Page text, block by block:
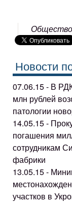
Общество
Новости
07.06.15 - В
млн рублей
патологии
14.05.15 -
погашения
сотрудникам
фабрики
13.05.15 -
участков в